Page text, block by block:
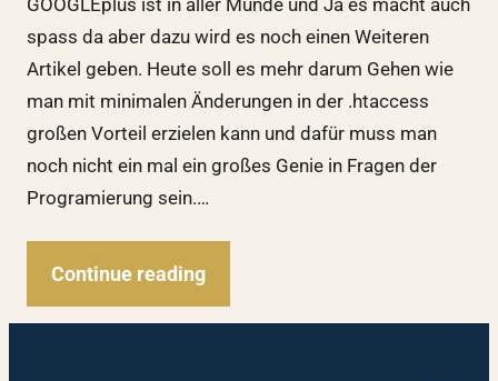
spass da aber dazu wird es noch einen Weiteren
Artikel geben. Heute soll es mehr darum Gehen wie
man mit minimalen Änderungen in der .htaccess
großen Vorteil erzielen kann und dafür muss man
noch nicht ein mal ein großes Genie in Fragen der
Programierung sein.…
Continue reading